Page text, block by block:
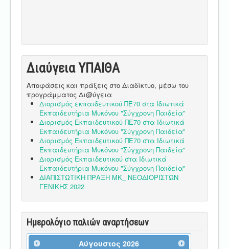
Διαύγεια ΥΠΑΙΘA
Αποφάσεις και πράξεις στο Διαδίκτυο, μέσω του
προγράμματος Δι@ύγεια
Διορισμός εκπαιδευτικού ΠΕ70 στα Ιδιωτικά
Εκπαιδευτήρια Μυκόνου "Σύγχρονη Παιδεία"
Διορισμός Εκπαιδευτικού ΠΕ70 στα Ιδιωτικά
Εκπαιδευτήρια Μυκόνου "Σύγχρονη Παιδεία"
Διορισμός Εκπαιδευτικού ΠΕ70 στα Ιδιωτικά
Εκπαιδευτήρια Μυκόνου "Σύγχρονη Παιδεία"
Διορισμός Εκπαιδευτικού στα Ιδιωτικά
Εκπαιδευτήρια Μυκόνου "Σύγχρονη Παιδεία"
ΔΙΑΠΙΣΤΩΤΙΚΗ ΠΡΑΞΗ ΜΚ_ ΝΕΟΔΙΟΡΙΣΤΩΝ
ΓΕΝΙΚΗΣ 2022
Ημερολόγιο παλιών αναρτήσεων
Αύγουστος 2026